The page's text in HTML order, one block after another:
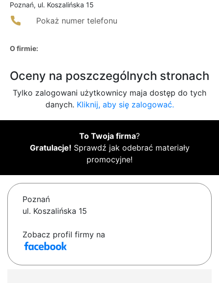
Poznań, ul. Koszalińska 15
Pokaż numer telefonu
O firmie:
Oceny na poszczególnych stronach
Tylko zalogowani użytkownicy maja dostęp do tych
danych. Kliknij, aby się zalogować.
To Twoja firma?
Gratulacje! Sprawdź jak odebrać materiały
promocyjne!
Poznań
ul. Koszalińska 15
Zobacz profil firmy na